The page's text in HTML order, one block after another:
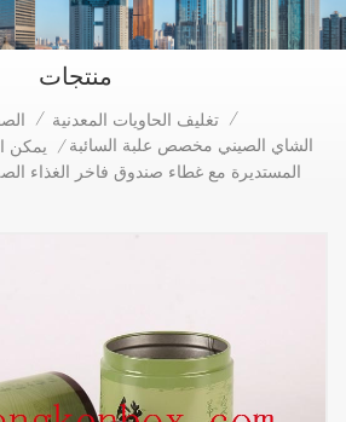
منتجات
/ تغليف الحاويات المعدنية /
يمكن / الشاي الصيني مخصص علبة السائبة
المستديرة مع غطاء صندوق فاخر الغذاء